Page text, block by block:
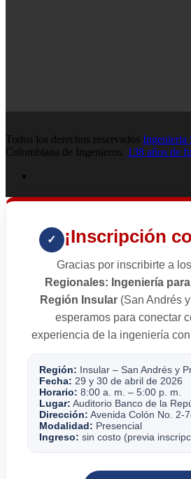
Todos los derechos reservados Ingenieria
Colombiana de Ingenieros. 138 años de
✓ ¡Inscripción
Gracias por inscribirte a los
Regionales: Ingeniería
Región Insular (San Andrés
esperamos para conectar
experiencia de la ingeniería
Región: Insular – San Andrés y
Fecha: 29 y 30 de abril de 2026
Horario: 8:00 a. m. – 5:00 p. m.
Lugar: Auditorio Banco de la
Dirección: Avenida Colón No. 2-
Modalidad: Presencial
Ingreso: sin costo (previa